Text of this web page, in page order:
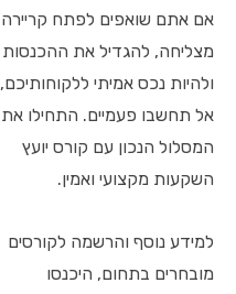
אם אתם שואפים לפתח קריירה
מצליחה, להגדיל את ההכנסות
ולהיות נכס אמיתי ללקוחותיכם,
אל תחשבו פעמיים. התחילו את
המסלול הנכון עם קורס יועץ
השקעות מקצועי ואמין.
למידע נוסף והרשמה לקורסים
מובחרים בתחום, היכנסו